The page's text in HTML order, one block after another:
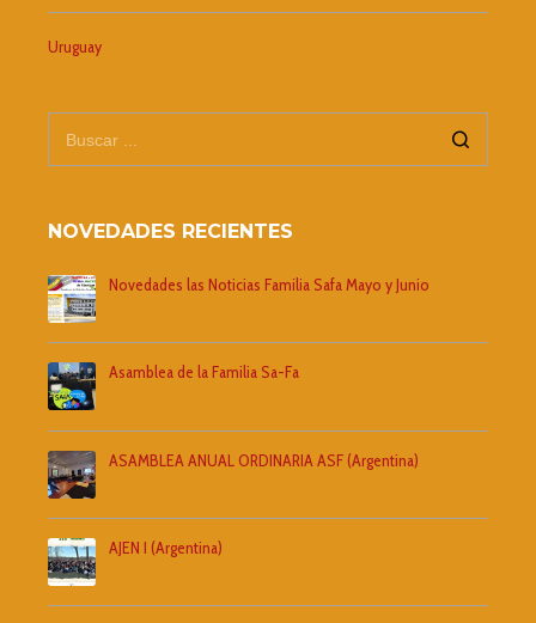
Uruguay
NOVEDADES RECIENTES
Novedades las Noticias Familia Safa Mayo y Junio
Asamblea de la Familia Sa-Fa
ASAMBLEA ANUAL ORDINARIA ASF (Argentina)
AJEN I (Argentina)